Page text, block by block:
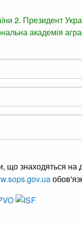
2. Президент
академія
що знаходяться на